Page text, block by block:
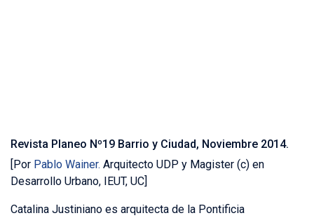
Revista Planeo Nº19 Barrio y Ciudad, Noviembre 2014.
[Por Pablo Wainer. Arquitecto UDP y Magister (c) en
Desarrollo Urbano, IEUT, UC]
Catalina Justiniano es arquitecta de la Pontificia